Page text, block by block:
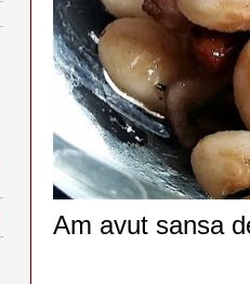
Am avut sansa